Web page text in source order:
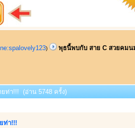
)
พุธนี้พบกับ สาย C สวยคมน
ท่า!!! (อ่าน 5748 ครั้ง)
ท่า!!!